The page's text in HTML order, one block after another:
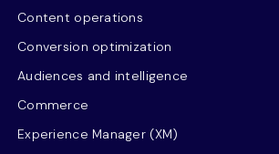
Content operations
Conversion optimization
Audiences and intelligence
Commerce
Experience Manager (XM)